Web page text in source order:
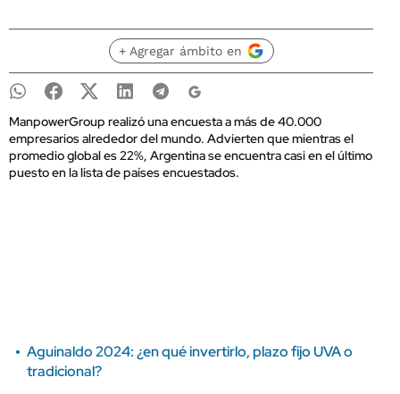
+ Agregar ámbito en
ManpowerGroup realizó una encuesta a más de 40.000
empresarios alrededor del mundo. Advierten que mientras el
promedio global es 22%, Argentina se encuentra casi en el último
puesto en la lista de países encuestados.
Aguinaldo 2024: ¿en qué invertirlo, plazo fijo UVA o
tradicional?